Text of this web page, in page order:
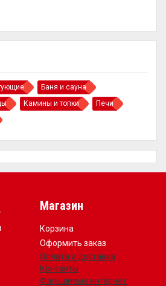
Баня и сауна
Камины и топки
Печи
Магазин
Корзина
Оформить заказ
Оплата и доставка
Контакты
Фальшивые интернет